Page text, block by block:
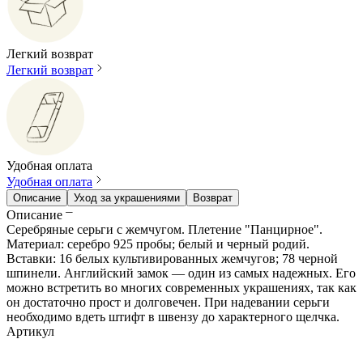
Легкий возврат
Легкий возврат
Удобная оплата
Удобная оплата
Описание Уход за украшениями Возврат
Описание
Серебряные серьги с жемчугом. Плетение "Панцирное".
Материал: серебро 925 пробы; белый и черный родий.
Вставки: 16 белых культивированных жемчугов; 78 черной
шпинели. Английский замок — один из самых надежных. Его
можно встретить во многих современных украшениях, так как
он достаточно прост и долговечен. При надевании серьги
необходимо вдеть штифт в швензу до характерного щелчка.
Артикул